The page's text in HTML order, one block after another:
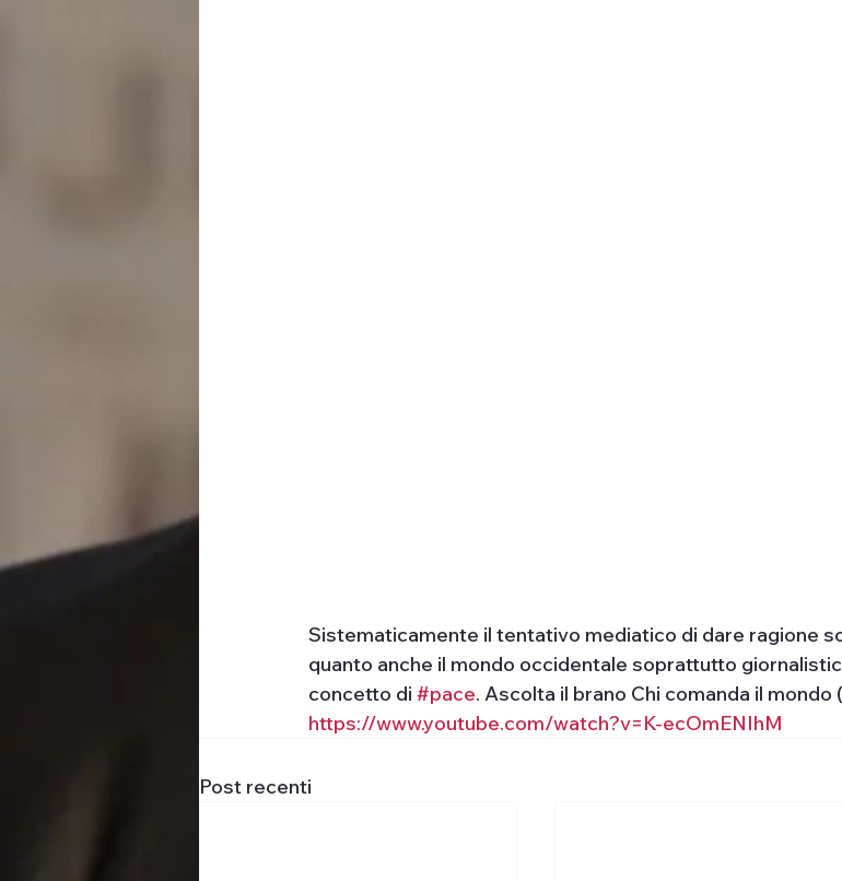
Sistematicamente il tentativo mediatico di dare ragione
quanto anche il mondo occidentale soprattutto
concetto di #pace. Ascolta il brano Chi comanda il mondo
https://www.youtube.com/watch?v=K-ecOmENIhM
Post recenti